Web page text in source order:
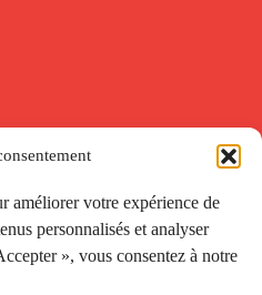
améliorer votre expérience de
personnalisés et analyser
», vous consentez à notre